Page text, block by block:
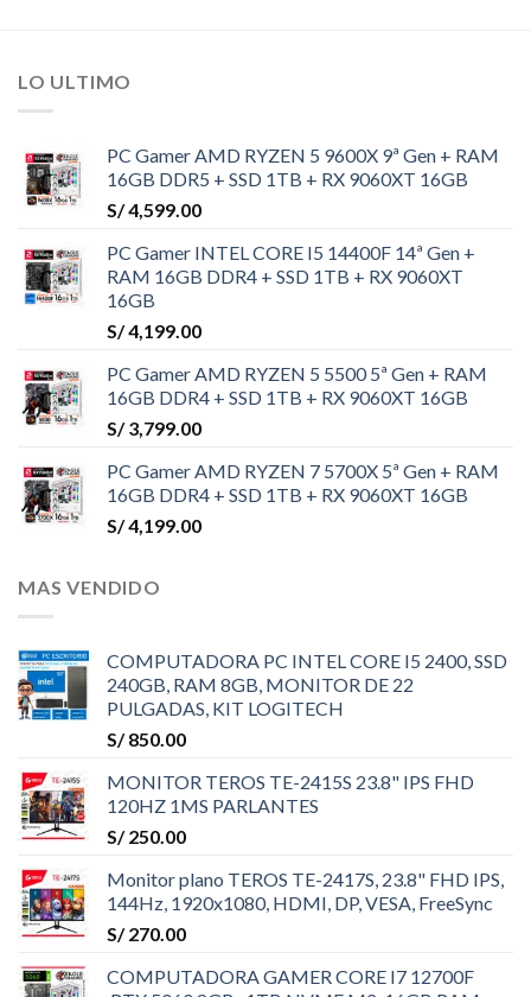
LO ULTIMO
PC Gamer AMD RYZEN 5 9600X 9ª Gen + RAM
16GB DDR5 + SSD 1TB + RX 9060XT 16GB
S/4,599.00
PC Gamer INTEL CORE I5 14400F 14ª Gen +
RAM 16GB DDR4 + SSD 1TB + RX 9060XT
16GB
S/4,199.00
PC Gamer AMD RYZEN 5 5500 5ª Gen + RAM
16GB DDR4 + SSD 1TB + RX 9060XT 16GB
S/3,799.00
PC Gamer AMD RYZEN 7 5700X 5ª Gen + RAM
16GB DDR4 + SSD 1TB + RX 9060XT 16GB
S/4,199.00
MAS VENDIDO
COMPUTADORA PC INTEL CORE I5 2400, SSD
240GB, RAM 8GB, MONITOR DE 22
PULGADAS, KIT LOGITECH
S/850.00
MONITOR TEROS TE-2415S 23.8" IPS FHD
120HZ 1MS PARLANTES
S/250.00
Monitor plano TEROS TE-2417S, 23.8" FHD IPS,
144Hz, 1920x1080, HDMI, DP, VESA, FreeSync
S/270.00
COMPUTADORA GAMER CORE I7 12700F